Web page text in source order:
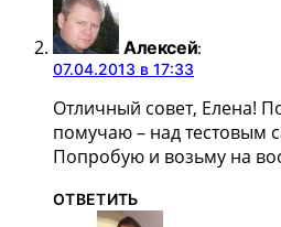
Алексей:
07.04.2013 в 17:33
Отличный совет, Елена!
помучаю – над тестовым
Попробую и возьму на
ОТВЕТИТЬ